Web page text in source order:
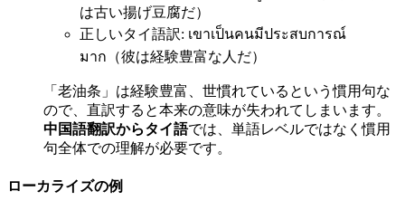
は古い揚げ豆腐だ）
正しいタイ語訳: เขาเป็นคนมีประสบการณ์
มาก（彼は経験豊富な人だ）
「老油条」は経験豊富、世慣れているという慣用句な
ので、直訳すると本来の意味が失われてしまいます。
中国語翻訳からタイ語では、単語レベルではなく慣用
句全体での理解が必要です。
ローカライズの例